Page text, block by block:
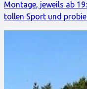
Montage, jeweils ab
tollen Sport und